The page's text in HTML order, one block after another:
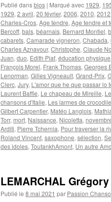
Publié dansbios | Marqué avec 1929,
1929, 2 avril, 20 février, 2006, 2010, 2012
Charles-Cros, Age tendre, Age tendre et
Bercoff, bals, béarnais, Bernard Montiel,
cabarets, Camarade vigneron, Chabada,
Charles Aznavour, Christophe, Claude
Juan, duo, Edith Piaf, éducation physique
François Morel, Frank Thomas, Georges
Lenorman, Gilles Vigneault, Grand-Prix,
Clerc, Jury, L'amor que he que passar lo
Laurent Baffie, Le chapeau de Mireille,
chansons d'Italie, Les larmes de crocodile
Gilbert Carpentier, Matéo Langlois,
Torr, mort, Naissance, Nicoletta,
Arditi, Pierre Tchernia, Pour traverser la
Roland Vincent, saxophone, sélection,
des idoles, ToutankhAmont, Un autre
LEMARCHAL Grégory
Publié le 8 mai 2021 par Passion